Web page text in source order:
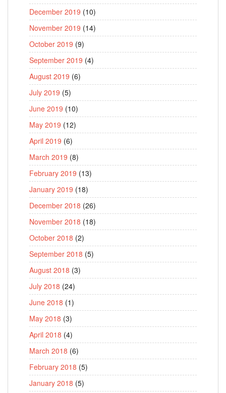
December 2019 (10)
November 2019 (14)
October 2019 (9)
September 2019 (4)
August 2019 (6)
July 2019 (5)
June 2019 (10)
May 2019 (12)
April 2019 (6)
March 2019 (8)
February 2019 (13)
January 2019 (18)
December 2018 (26)
November 2018 (18)
October 2018 (2)
September 2018 (5)
August 2018 (3)
July 2018 (24)
June 2018 (1)
May 2018 (3)
April 2018 (4)
March 2018 (6)
February 2018 (5)
January 2018 (5)